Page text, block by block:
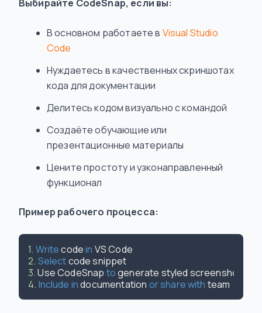
Выбирайте CodeSnap, если вы:
В основном работаете в Visual Studio
Code
Нуждаетесь в качественных скриншотах
кода для документации
Делитесь кодом визуально с командой
Создаёте обучающие или
презентационные материалы
Цените простоту и узконаправленный
функционал
Пример рабочего процесса:
1. Write code in
2. Select
3. Use CodeSnap to
4. Include in documentation orsharewith